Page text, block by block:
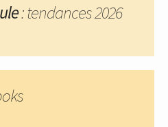
: tendances 2026